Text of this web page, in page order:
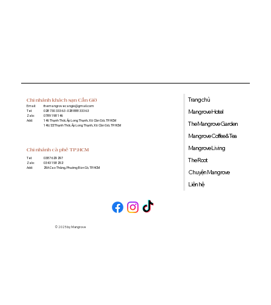
Chi nhánh khách sạn Cần Giờ
Email:
Tel:
Zalo:
Add:
themangrovecangio@gmail.com
028 730 333 63 - 028 888 333 63
0789 198 146
146 Thạnh Thới, Ấp Long Thạnh, Xã Cần Giờ, TP. HCM
146/22 Thạnh Thới, Ấp Long Thạnh, Xã Cần Giờ, TP. HCM
Trang chủ
Mangrove Hotel
The Mangrove Garden
Mangrove Coffee & Tea
Mangrove Living
The Root
Chuyện Mangrove
Liên hệ
Chi nhánh cà phê TP.HCM
Tel:
Zalo:
Add:
0387 629 297
0343 158 252
29A Cao Thắng, Phường Bàn Cờ, TP. HCM
© 2025 by Mangrove